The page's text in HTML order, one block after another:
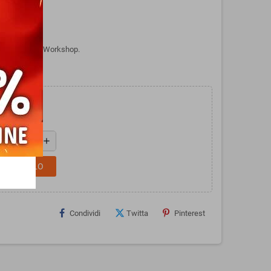
da Games Workshop.
add
CARRELLO
Condividi Twitta Pinterest